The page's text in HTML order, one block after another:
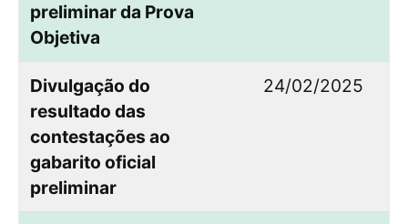
preliminar da Prova
Objetiva
Divulgação do
resultado das
contestações ao
gabarito oficial
preliminar
24/02/2025